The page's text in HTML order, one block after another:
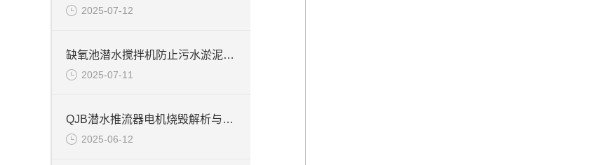
2025-07-12
缺氧池潜水搅拌机防止污水淤泥絮凝堆积方法
2025-07-11
QJB潜水推流器电机烧毁解析与处置
2025-06-12